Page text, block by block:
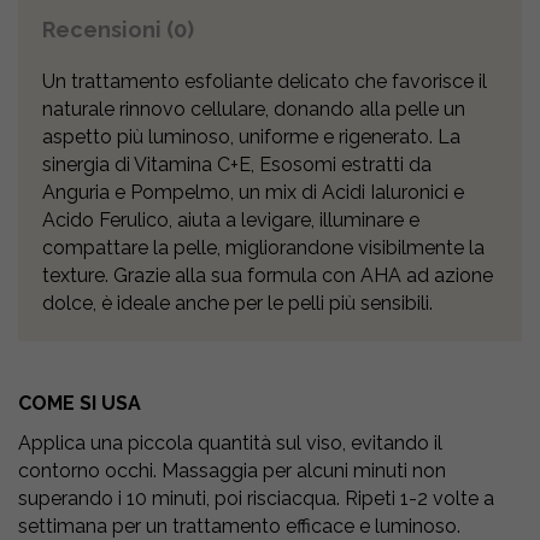
Recensioni (0)
Un trattamento esfoliante delicato che favorisce il
naturale rinnovo cellulare, donando alla pelle un
aspetto più luminoso, uniforme e rigenerato. La
sinergia di Vitamina C+E, Esosomi estratti da
Anguria e Pompelmo, un mix di Acidi Ialuronici e
Acido Ferulico, aiuta a levigare, illuminare e
compattare la pelle, migliorandone visibilmente la
texture. Grazie alla sua formula con AHA ad azione
dolce, è ideale anche per le pelli più sensibili.
COME SI USA
Applica una piccola quantità sul viso, evitando il
contorno occhi. Massaggia per alcuni minuti non
superando i 10 minuti, poi risciacqua. Ripeti 1-2 volte a
settimana per un trattamento efficace e luminoso.